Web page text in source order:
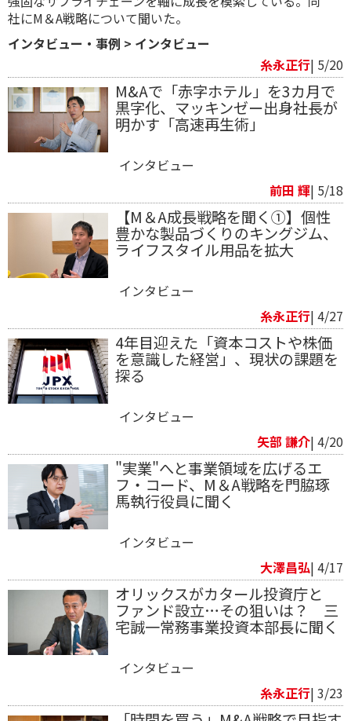
社 にM＆A戦略について聞いた。
インタビュー・事例 > インタビュー
糸永正行| 5/20
M&Aで「赤字ホテル」を3カ月で
黒字化、マッキンゼー出身社長が
明かす「高速再生術」
インタビュー
前田 輝| 5/18
【M＆A成長戦略を聞く①】個性
豊かな製品づくりのキングジム、
ライフスタイル用品を拡大
インタビュー
糸永正行| 4/27
4年目迎えた「資本コストや株価
を意識した経営」、現状の課題を
探る
インタビュー
矢部 謙介| 4/20
"実業"へと事業領域を広げるエ
フ・コード、M＆A戦略を門脇琢
馬執行役員に聞く
インタビュー
大澤昌弘| 4/17
オリックスがカタール投資庁と
ファンド設立…その狙いは？ 三
宅誠一常務事業投資本部長に聞く
インタビュー
糸永正行| 3/23